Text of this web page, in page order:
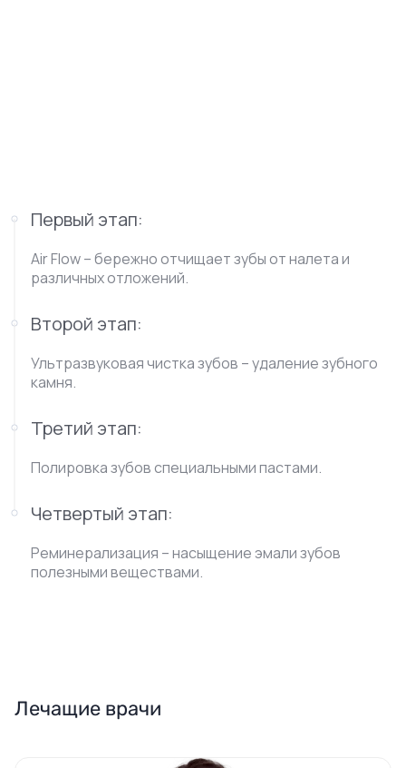
Первый этап:
Air Flow – бережно отчищает зубы от налета и
различных отложений.
Второй этап:
Ультразвуковая чистка зубов – удаление зубного
камня.
Третий этап:
Полировка зубов специальными пастами.
Четвертый этап:
Реминерализация – насыщение эмали зубов
полезными веществами.
Лечащие врачи